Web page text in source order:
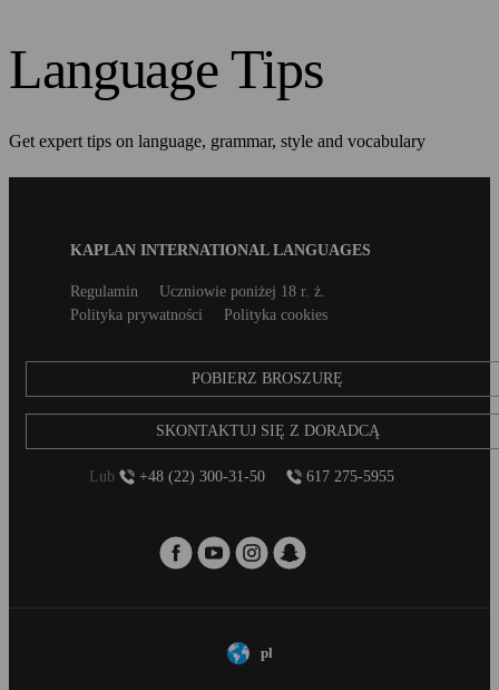
Language Tips
Get expert tips on language, grammar, style and vocabulary
KAPLAN INTERNATIONAL LANGUAGES
SecondaryRegulamin
Uczniowie poniżej 18 r. ż.
Polityka prywatności
Polityka cookies
POBIERZ BROSZURĘ
SKONTAKTUJ SIĘ Z DORADCĄ
Lub +48 (22) 300-31-50 617 275-5955
pl